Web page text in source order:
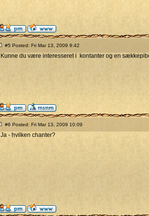
#5 Posted: Fri Mar 13, 2009 9:42
Kunne du være interesseret i kontanter og en
#6 Posted: Fri Mar 13, 2009 10:09
Ja - hvilken chanter?